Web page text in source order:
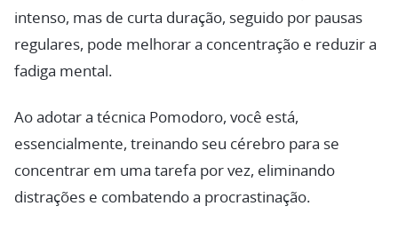
intenso, mas de curta duração, seguido por pausas
regulares, pode melhorar a concentração e reduzir a
fadiga mental.
Ao adotar a técnica Pomodoro, você está,
essencialmente, treinando seu cérebro para se
concentrar em uma tarefa por vez, eliminando
distrações e combatendo a procrastinação.